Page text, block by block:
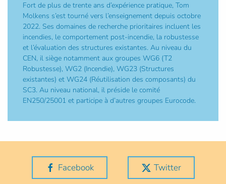
Fort de plus de trente ans d’expérience pratique, Tom
Molkens s’est tourné vers l’enseignement depuis octobre
2022. Ses domaines de recherche prioritaires incluent les
incendies, le comportement post-incendie, la robustesse
et l’évaluation des structures existantes. Au niveau du
CEN, il siège notamment aux groupes WG6 (T2
Robustesse), WG2 (Incendie), WG23 (Structures
existantes) et WG24 (Réutilisation des composants) du
SC3. Au niveau national, il préside le comité
EN250/25001 et participe à d’autres groupes Eurocode.
Facebook Twitter